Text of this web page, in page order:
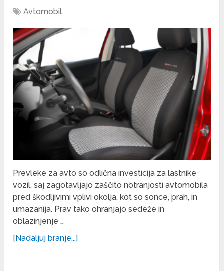
Avtomobil
Prevleke za avto so odlična investicija za lastnike
vozil, saj zagotavljajo zaščito notranjosti avtomobila
pred škodljivimi vplivi okolja, kot so sonce, prah, in
umazanija. Prav tako ohranjajo sedeže in
oblazinjenje …
[Nadaljuj branje...]